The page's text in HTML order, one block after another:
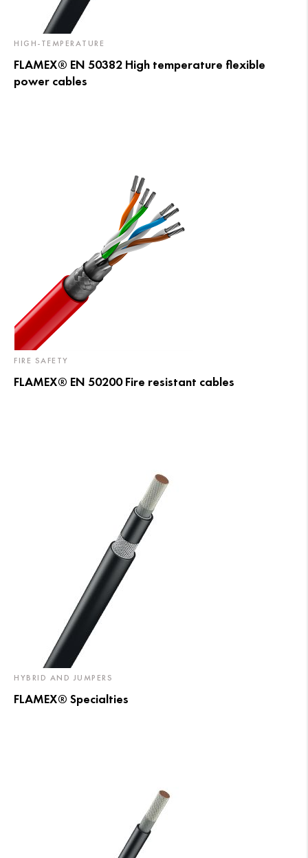
HIGH-TEMPERATURE
FLAMEX® EN 50382 High temperature flexible
power cables
FIRE SAFETY
FLAMEX® EN 50200 Fire resistant cables
HYBRID AND JUMPERS
FLAMEX® Specialties